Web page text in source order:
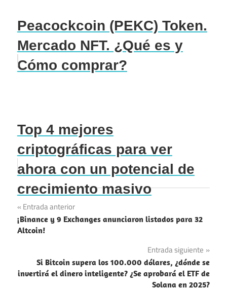
Peacockcoin (PEKC) Token.
Mercado NFT. ¿Qué es y
Cómo comprar?
Top 4 mejores
criptográficas para ver
ahora con un potencial de
crecimiento masivo
Navegación
de
Entrada anterior
¡Binance y 9 Exchanges anunciaron listados para 32
Altcoin!
Entrada siguiente
Si Bitcoin supera los 100.000 dólares, ¿dónde se
invertirá el dinero inteligente? ¿Se aprobará el ETF de
Solana en 2025?